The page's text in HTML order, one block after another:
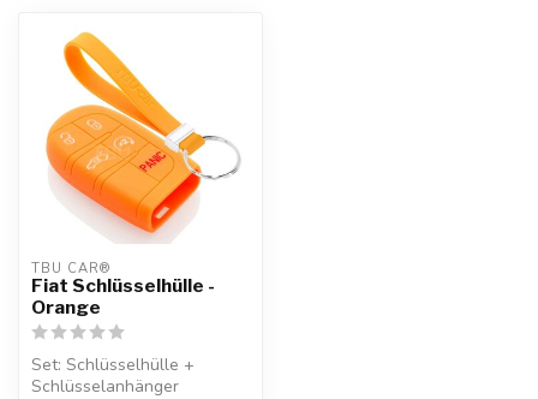
TBU CAR®
Fiat Schlüsselhülle -
Orange
Set: Schlüsselhülle +
Schlüsselanhänger